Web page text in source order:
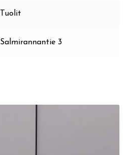
Tuolit
Salmirannantie 3